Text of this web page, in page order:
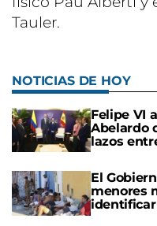
Tauler.
NOTICIAS DE HOY
Felipe VI
Abelardo
lazos
El
menores
identificar